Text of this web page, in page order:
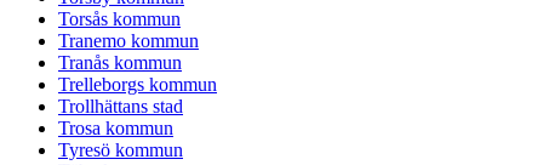
Torsås kommun
Tranemo kommun
Tranås kommun
Trelleborgs kommun
Trollhättans stad
Trosa kommun
Tyresö kommun